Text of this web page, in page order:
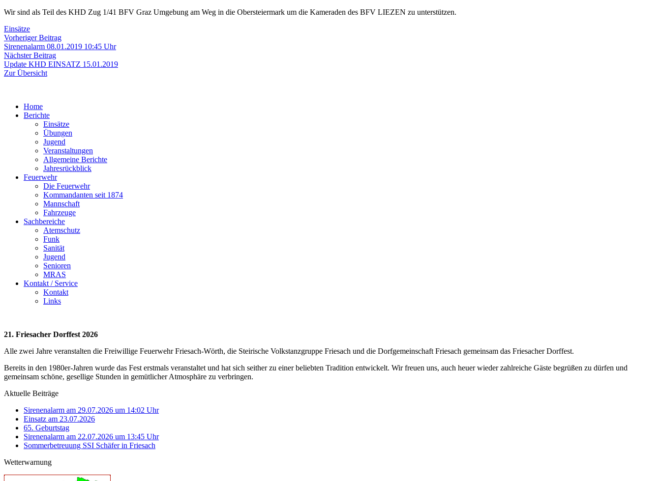
Wir sind als Teil des KHD Zug 1/41 BFV Graz Umgebung am Weg in die Obersteiermark um die Kameraden des BFV LIEZEN zu unterstützen.
Einsätze
Beitragsnavigation
Vorheriger BeitragVorheriger
Beitrag:
Sirenenalarm 08.01.2019 10:45 Uhr
Nächster BeitragNächster
Beitrag:
Update KHD EINSATZ 15.01.2019
Zur Übersicht
Home
Berichte
Einsätze
Übungen
Jugend
Veranstaltungen
Allgemeine Berichte
Jahresrückblick
Feuerwehr
Die Feuerwehr
Kommandanten seit 1874
Mannschaft
Fahrzeuge
Sachbereiche
Atemschutz
Funk
Sanität
Jugend
Senioren
MRAS
Kontakt / Service
Kontakt
Links
21. Friesacher Dorffest 2026
Alle zwei Jahre veranstalten die Freiwillige Feuerwehr Friesach-Wörth, die Steirische Volkstanzgruppe Friesach und die Dorfgemeinschaft Friesach gemeinsam das Friesacher Dorffest.
Bereits in den 1980er-Jahren wurde das Fest erstmals veranstaltet und hat sich seither zu einer beliebten Tradition entwickelt. Wir freuen uns, auch heuer wieder zahlreiche Gäste begrüßen zu dürfen und
gemeinsam schöne, gesellige Stunden in gemütlicher Atmosphäre zu verbringen.
Aktuelle Beiträge
Sirenenalarm am 29.07.2026 um 14:02 Uhr
Einsatz am 23.07.2026
65. Geburtstag
Sirenenalarm am 22.07.2026 um 13:45 Uhr
Sommerbetreuung SSI Schäfer in Friesach
Wetterwarnung